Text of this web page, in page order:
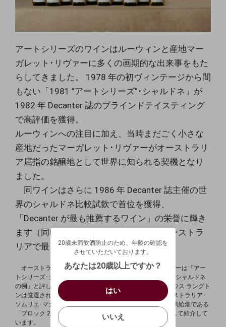
お買い物を続ける カートへ進む
アートシリーズのワインはルーウィンと産地マー
ガレット･リ ヴァーに多くの画期的な出来事をもた
らしてきました。 1978 年の初ヴィンテージから間
もない「1981 ”アートシリーズ”･シャルドネ」 が
1982 年 Decanter 誌のブラインドテイスティング
で⾼評価を獲得。
ルーウィンへの注⽬に加え、当時まだごく⼩さな
産地だったマーガレット･リヴァーがオーストラリ
ア屈指の銘醸地として世界に知られる契機となり
ました。
同ワインはさらに 1986 年 Decanter 誌主催の世
界のシャルドネ 比較試飲で⾸位を獲得、
「Decanter が最も推薦するワイン」の栄誉に輝き
ます（同時に、同ワインはこのとき「オーストラ
リアで最も⾼額なシャルドネ」）。
オーストラリアのワイン評論家の重鎮ジェイムズ･ハリデーは 「アー
トシリーズ･シャルドネ」を「最も優れたオーストラリアの シャルドネ
の例」と評し、オーストラリアの権威あるオークションハ
ウス ラングト
ンは厳選された最⾼ランクに格付けしています。また
オーストラリア･
ソムリエ･マガジンは、アートシリーズ･シャルドネ
の主な供給畑である
「ブロック 20」を「オーストラリアのトップ 25
の畑」として紹介して
います。
20歳未満飲酒防止のため、年齢の確認を
させていただいております。
あなたは20歳以上ですか？
はい
いいえ
生年月日を入力してください。
西暦
/
確認する
ログアウトします。よろしいですか？